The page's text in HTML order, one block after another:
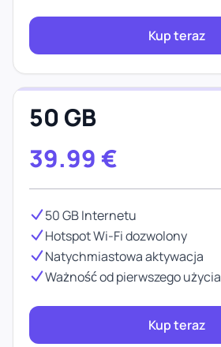
Kup teraz
50 GB
39.99 €
50 GB Internetu
Hotspot Wi-Fi dozwolony
Natychmiastowa aktywacja
Ważność od pierwszego użycia
Kup teraz